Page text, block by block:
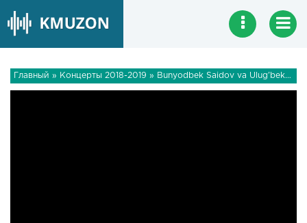
Главный » Концерты 2018-2019 » Bunyodbek Saidov va Ulug'bek Rahmatullayev - Zinkaka-zinkak (concert version 2018)